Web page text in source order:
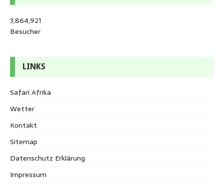
3,864,921
Besucher
LINKS
Safari Afrika
Wetter
Kontakt
Sitemap
Datenschutz Erklärung
Impressum